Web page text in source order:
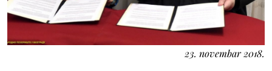
23. novembar 2018.